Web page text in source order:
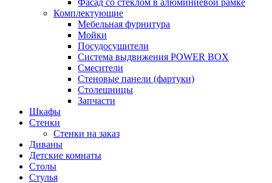
Фасад со стеклом в алюминиевой рамке
Комплектующие
Мебельная фурнитура
Мойки
Посудосушители
Система выдвижения POWER BOX
Смесители
Стеновые панели (фартуки)
Столешницы
Запчасти
Шкафы
Стенки
Стенки на заказ
Диваны
Детские комнаты
Столы
Стулья